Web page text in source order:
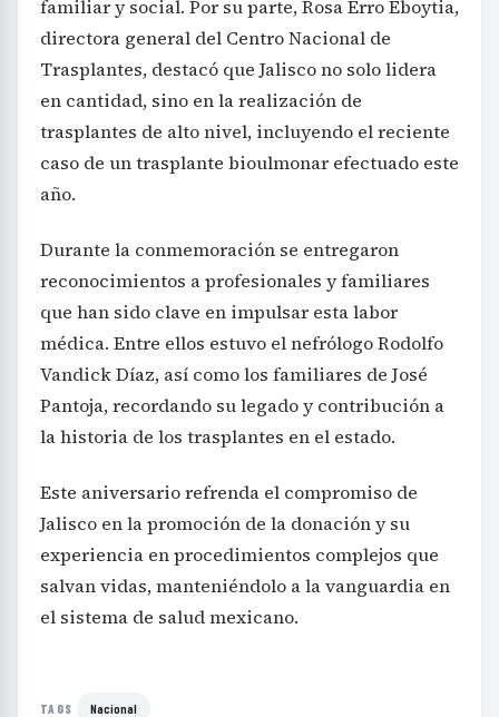
familiar y social. Por su parte, Rosa Erro Eboytia,
directora general del Centro Nacional de
Trasplantes, destacó que Jalisco no solo lidera
en cantidad, sino en la realización de
trasplantes de alto nivel, incluyendo el reciente
caso de un trasplante bioulmonar efectuado este
año.
Durante la conmemoración se entregaron
reconocimientos a profesionales y familiares
que han sido clave en impulsar esta labor
médica. Entre ellos estuvo el nefrólogo Rodolfo
Vandick Díaz, así como los familiares de José
Pantoja, recordando su legado y contribución a
la historia de los trasplantes en el estado.
Este aniversario refrenda el compromiso de
Jalisco en la promoción de la donación y su
experiencia en procedimientos complejos que
salvan vidas, manteniéndolo a la vanguardia en
el sistema de salud mexicano.
TAGS Nacional